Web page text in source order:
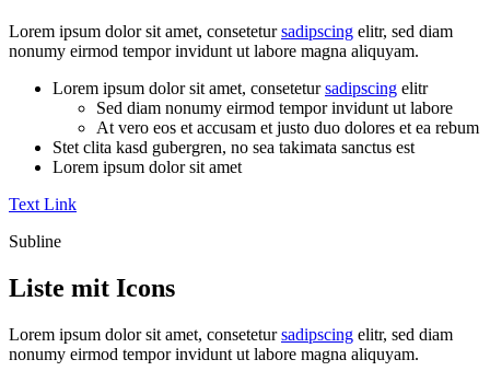
Lorem ipsum dolor sit amet, consetetursadipscing elitr, sed diam
nonumy eirmod tempor invidunt ut labore magna aliquyam.
Lorem ipsum dolor sit amet, consetetursadipscing elitr
Sed diam nonumy eirmod tempor invidunt ut labore
At vero eos et accusam et justo duo dolores et ea rebum
Stet clita kasd gubergren, no sea takimata sanctus est
Lorem ipsum dolor sit amet
Text Link
Subline
Liste mit Icons
Lorem ipsum dolor sit amet, consetetursadipscing elitr, sed diam
nonumy eirmod tempor invidunt ut labore magna aliquyam.